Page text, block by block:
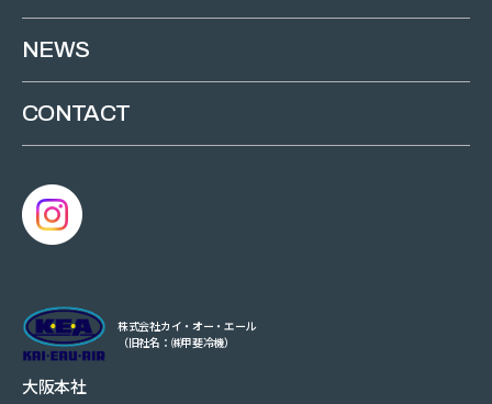
NEWS
CONTACT
株式会社カイ・オー・エール
（旧社名：㈱甲斐冷機）
大阪本社